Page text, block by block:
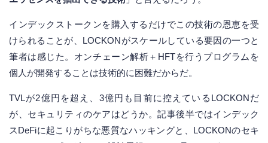
インデックストークンを購入するだけでこの技術の恩恵を受
けられることが、LOCKONがスケールしている要因の一つと
筆者は感じた。オンチェーン解析＋HFTを行うプログラムを
個人が開発することは技術的に困難だからだ。
TVLが2億円を超え、3億円も目前に控えているLOCKONだ
が、セキュリティのケアはどうか。記事後半ではインデック
スDeFiに起こりがちな悪質なハッキングと、LOCKONのセキ